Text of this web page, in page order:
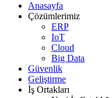
Anasayfa
Çözümlerimiz
ERP
IoT
Cloud
Big Data
Güvenlik
Geliştirme
İş Ortakları